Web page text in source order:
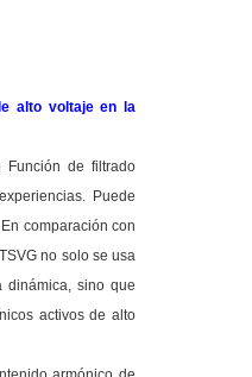
alto voltaje en la
Función de filtrado
Puede
comparación con
no solo se usa
dinámica, sino que
activos de alto